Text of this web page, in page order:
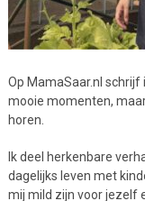
Op MamaSaar.nl schrijf
mooie momenten,
horen.
Ik deel herkenbare
dagelijks leven met
mij mild zijn voor jezelf